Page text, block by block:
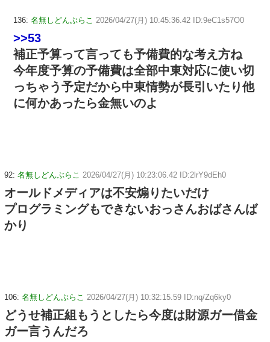
136: 名無しどんぶらこ 2026/04/27(月) 10:45:36.42 ID:9eC1s57O0
>>53
補正予算って言っても予備費的な考え方ね
今年度予算の予備費は全部中東対応に使い切
っちゃう予定だから中東情勢が長引いたり他
に何かあったら金無いのよ
92: 名無しどんぶらこ 2026/04/27(月) 10:23:06.42 ID:2lrY9dEh0
オールドメディアは不安煽りたいだけ
プログラミングもできないおっさんおばさんば
かり
106: 名無しどんぶらこ 2026/04/27(月) 10:32:15.59 ID:nq/Zq6ky0
どうせ補正組もうとしたら今度は財源ガー借金
ガー言うんだろ